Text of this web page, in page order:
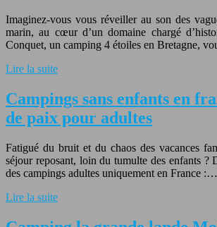
Imaginez-vous vous réveiller au son des
marin, au cœur d’un domaine chargé
Conquet, un camping 4 étoiles en Bretagne,
Lire la suite
Campings sans enfants en
de paix pour adultes
Fatigué du bruit et du chaos des vacances
séjour reposant, loin du tumulte des enfants ?
des campings adultes uniquement en France :…
Lire la suite